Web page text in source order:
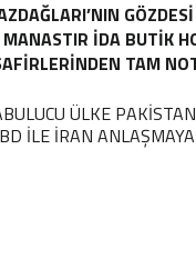
MANASTIR İDA BUTIK
TAM